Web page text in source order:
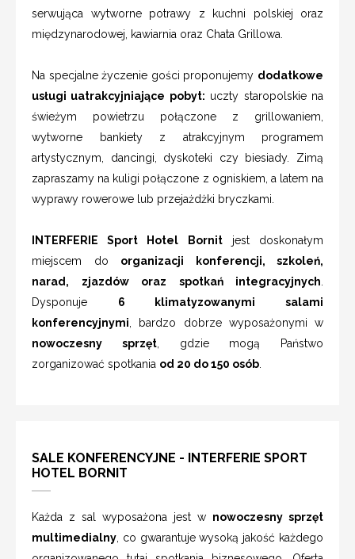
serwująca wytworne potrawy z kuchni polskiej oraz
międzynarodowej, kawiarnia oraz Chata Grillowa.
Na specjalne życzenie gości proponujemy dodatkowe
usługi uatrakcyjniające pobyt: uczty staropolskie na
świeżym powietrzu połączone z grillowaniem,
wytworne bankiety z atrakcyjnym programem
artystycznym, dancingi, dyskoteki czy biesiady. Zimą
zapraszamy na kuligi połączone z ogniskiem, a latem na
wyprawy rowerowe lub przejażdżki bryczkami.
INTERFERIE Sport Hotel Bornitjest doskonałym
miejscem do organizacji konferencji, szkoleń,
narad, zjazdów oraz spotkań integracyjnych
Dysponuje 6 klimatyzowanymi salami
konferencyjnymi , bardzo dobrze wyposażonymi w
nowoczesny sprzęt, gdzie mogą Państwo
zorganizować spotkania od 20 do 150 osób
SALE KONFERENCYJNE - INTERFERIE SPORT
HOTEL BORNIT
Każda z sal wyposażona jest w nowoczesny sprzęt
multimedialny , co gwarantuje wysoką jakość każdego